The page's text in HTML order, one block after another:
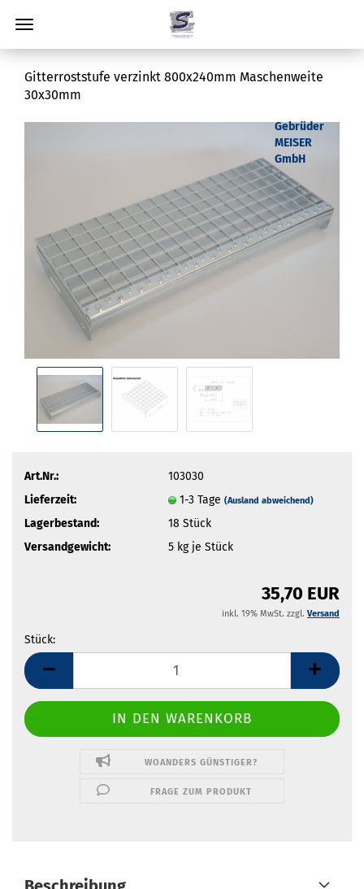
Gitterroststufe verzinkt 800x240mm Maschenweite
30x30mm
Gebrüder
MEISER
GmbH
Art.Nr.:
103030
Lieferzeit:
1-3 Tage (Ausland abweichend)
Lagerbestand: 18 Stück
Versandgewicht:
5kg je Stück
35,70 EUR
inkl. 19% MwSt. zzgl. Versand
Stück:
Stück
WOANDERS GÜNSTIGER?
FRAGE ZUM PRODUKT